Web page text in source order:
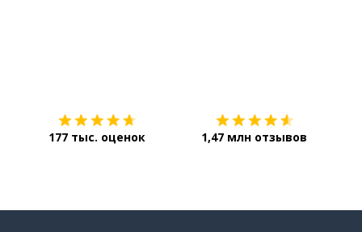
177 тыс. оценок 1,47 млн отзывов